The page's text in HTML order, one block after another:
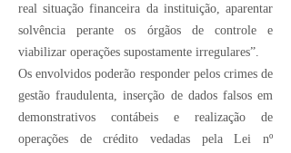
real situação financeira da instituição, aparentar
solvência perante os órgãos de controle e
viabilizar operações supostamente irregulares”.
Os envolvidos poderão responder pelos crimes de
gestão fraudulenta, inserção de dados falsos em
demonstrativos contábeis e realização de
operações de crédito vedadas pela Lei nº